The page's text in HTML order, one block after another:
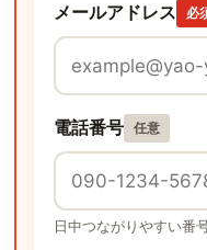
メールアドレス 必
電話番号 任意
日中つながりやすい番